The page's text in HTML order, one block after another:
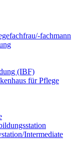
fachmann
(IBF)
für Pflege
Intermediate